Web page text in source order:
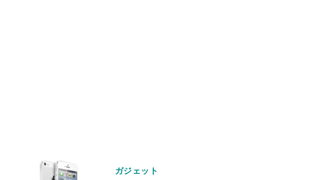
ガジェット